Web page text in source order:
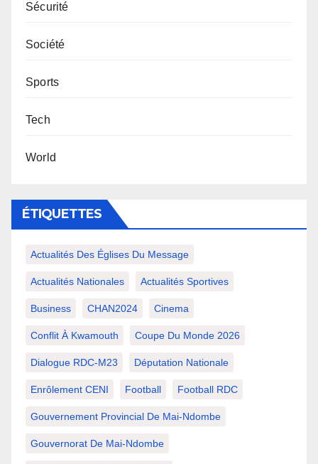
Sécurité
Société
Sports
Tech
World
ÉTIQUETTES
Actualités Des Églises Du Message
Actualités Nationales Actualités Sportives
Business CHAN2024 Cinema
Conflit À Kwamouth Coupe Du Monde 2026
Dialogue RDC-M23 Députation Nationale
Enrôlement CENI Football Football RDC
Gouvernement Provincial De Mai-Ndombe
Gouvernorat De Mai-Ndombe